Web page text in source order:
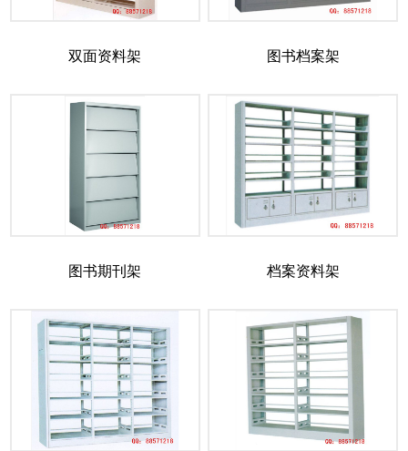
双面资料架 图书档案架
图书期刊架 档案资料架